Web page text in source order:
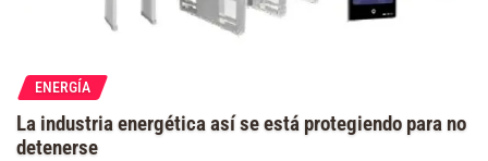
ENERGÍA
La industria energética así se está protegiendo para no
detenerse